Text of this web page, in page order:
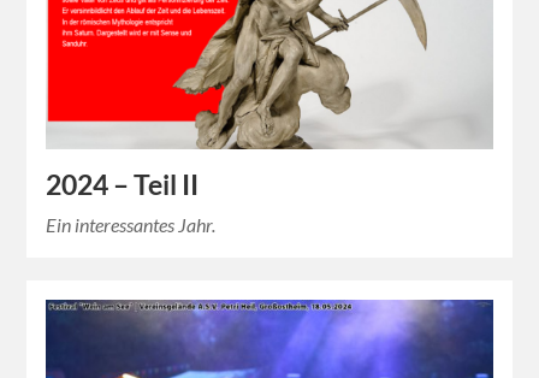
2024 – Teil II
Ein interessantes Jahr.